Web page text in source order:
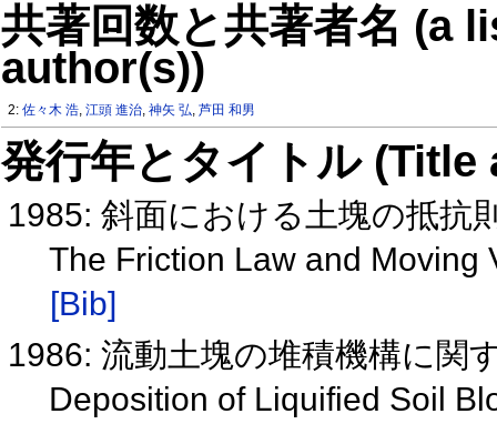
共著回数と共著者名 (a
author(s))
2:佐々木 浩,江頭 進治,神矢 弘,芦田 和男
発行年とタイトル
1985: 斜面における土塊の抵抗
The Friction Law and
[Bib]
1986: 流動土塊の堆積機構に関
Deposition of Liquified Soil